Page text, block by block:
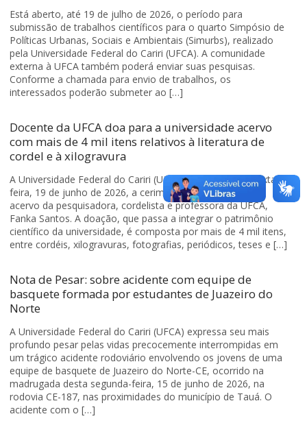
Está aberto, até 19 de julho de 2026, o período para
submissão de trabalhos científicos para o quarto Simpósio de
Políticas Urbanas, Sociais e Ambientais (Simurbs), realizado
pela Universidade Federal do Cariri (UFCA). A comunidade
externa à UFCA também poderá enviar suas pesquisas.
Conforme a chamada para envio de trabalhos, os
interessados poderão submeter ao […]
Docente da UFCA doa para a universidade acervo
com mais de 4 mil itens relativos à literatura de
cordel e à xilogravura
A Universidade Federal do Cariri (UFCA) realizou nesta sexta-
feira, 19 de junho de 2026, a cerimônia de recepção do
acervo da pesquisadora, cordelista e professora da UFCA,
Fanka Santos. A doação, que passa a integrar o patrimônio
científico da universidade, é composta por mais de 4 mil itens,
entre cordéis, xilogravuras, fotografias, periódicos, teses e […]
Nota de Pesar: sobre acidente com equipe de
basquete formada por estudantes de Juazeiro do
Norte
A Universidade Federal do Cariri (UFCA) expressa seu mais
profundo pesar pelas vidas precocemente interrompidas em
um trágico acidente rodoviário envolvendo os jovens de uma
equipe de basquete de Juazeiro do Norte-CE, ocorrido na
madrugada desta segunda-feira, 15 de junho de 2026, na
rodovia CE-187, nas proximidades do município de Tauá. O
acidente com o […]